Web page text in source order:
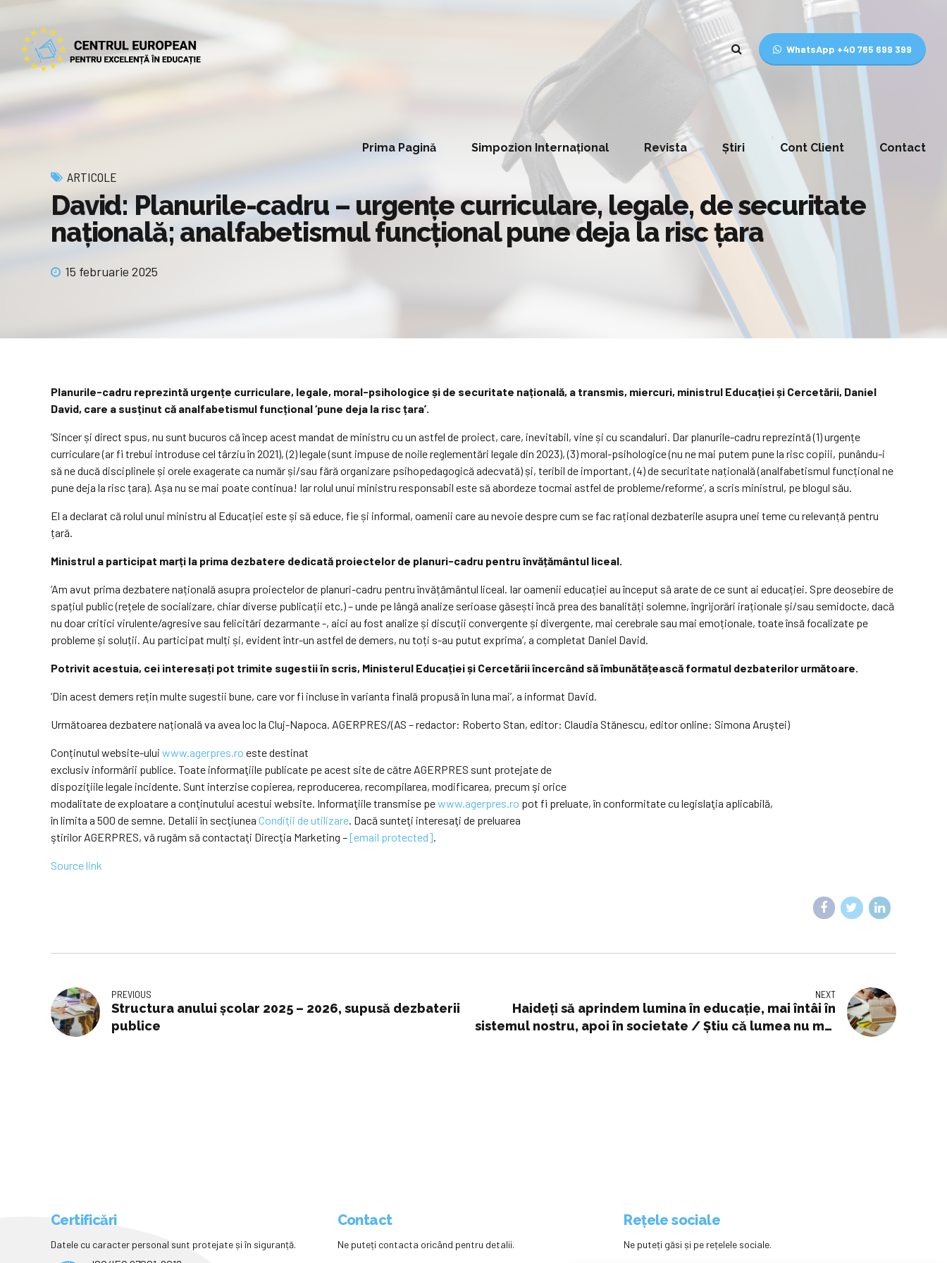
WhatsApp +40 765 699 399
Prima Pagină Simpozion Internațional Revista Știri Cont Client Contact
ARTICOLE
David: Planurile-cadru – urgențe curriculare, legale, de securitate
națională; analfabetismul funcțional pune deja la risc țara
15 februarie 2025
Planurile-cadru reprezintă urgențe curriculare, legale, moral-psihologice și de securitate națională, a transmis, miercuri, ministrul Educației și Cercetării, Daniel
David, care a susținut că analfabetismul funcțional ‘pune deja la risc țara’.
‘Sincer și direct spus, nu sunt bucuros că încep acest mandat de ministru cu un astfel de proiect, care, inevitabil, vine și cu scandaluri. Dar planurile-cadru reprezintă (1) urgențe
curriculare (ar fi trebui introduse cel târziu în 2021), (2) legale (sunt impuse de noile reglementări legale din 2023), (3) moral-psihologice (nu ne mai putem pune la risc copiii, punându-i
să ne ducă disciplinele și orele exagerate ca număr și/sau fără organizare psihopedagogică adecvată) și, teribil de important, (4) de securitate națională (analfabetismul funcțional ne
pune deja la risc țara). Așa nu se mai poate continua! Iar rolul unui ministru responsabil este să abordeze tocmai astfel de probleme/reforme’, a scris ministrul, pe blogul său.
El a declarat că rolul unui ministru al Educației este și să educe, fie și informal, oamenii care au nevoie despre cum se fac rațional dezbaterile asupra unei teme cu relevanță pentru
țară.
Ministrul a participat marți la prima dezbatere dedicată proiectelor de planuri-cadru pentru învățământul liceal.
‘Am avut prima dezbatere națională asupra proiectelor de planuri-cadru pentru învățământul liceal. Iar oamenii educației au început să arate de ce sunt ai educației. Spre deosebire de
spațiul public (rețele de socializare, chiar diverse publicații etc.) – unde pe lângă analize serioase găsești încă prea des banalități solemne, îngrijorări iraționale și/sau semidocte, dacă
nu doar critici virulente/agresive sau felicitări dezarmante -, aici au fost analize și discuții convergente și divergente, mai cerebrale sau mai emoționale, toate însă focalizate pe
probleme și soluții. Au participat mulți și, evident într-un astfel de demers, nu toți s-au putut exprima’, a completat Daniel David.
Potrivit acestuia, cei interesați pot trimite sugestii în scris, Ministerul Educației și Cercetării încercând să îmbunătățească formatul dezbaterilor următoare.
‘Din acest demers rețin multe sugestii bune, care vor fi incluse în varianta finală propusă în luna mai’, a informat David.
Următoarea dezbatere națională va avea loc la Cluj-Napoca. AGERPRES/(AS – redactor: Roberto Stan, editor: Claudia Stănescu, editor online: Simona Aruştei)
Conținutul website-ului www.agerpres.ro este destinat
exclusiv informării publice. Toate informaţiile publicate pe acest site de către AGERPRES sunt protejate de
dispoziţiile legale incidente. Sunt interzise copierea, reproducerea, recompilarea, modificarea, precum şi orice
modalitate de exploatare a conţinutului acestui website. Informaţiile transmise pewww.agerpres.ro pot fi preluate, în conformitate cu legislaţia aplicabilă,
în limita a 500 de semne. Detalii în secţiunea Condiţii de utilizare. Dacă sunteţi interesaţi de preluarea
ştirilor AGERPRES, vă rugăm să contactaţi Direcţia Marketing –[email protected].
Source link
PREVIOUS
Structura anului şcolar 2025 – 2026, supusă dezbaterii
publice
NEXT
Haideți să aprindem lumina în educație, mai întâi în
sistemul nostru, apoi în societate / Știu că lumea nu mai
Certificări
Datele cu caracter personal sunt protejate și în siguranță.
Contact
Ne puteți contacta oricând pentru detalii.
Rețele sociale
Ne puteți găsi și pe rețelele sociale.